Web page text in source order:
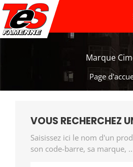
Marque
Page
VOUS RECHERCHEZ
Saisissez ici le nom d'un
son code-barre, sa marque,